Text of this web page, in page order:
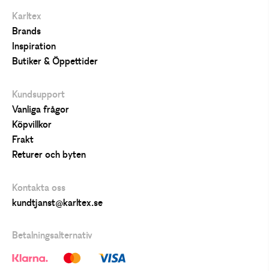
Karltex
Brands
Inspiration
Butiker & Öppettider
Kundsupport
Vanliga frågor
Köpvillkor
Frakt
Returer och byten
Kontakta oss
kundtjanst@karltex.se
Betalningsalternativ